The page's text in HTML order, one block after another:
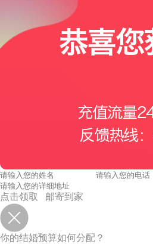
点击领取 邮寄到家
你的结婚预算如何分配？